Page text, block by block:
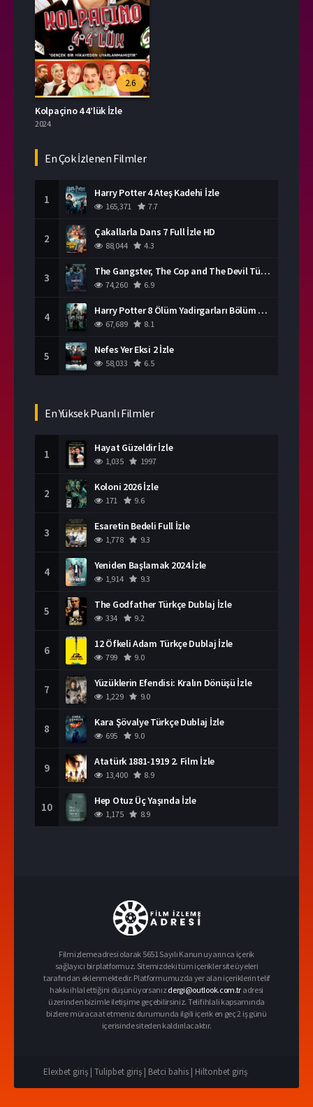
2.6
Kolpaçino 4 4’lük İzle
2024
En Çok İzlenen Filmler
1 Harry Potter 4 Ateş Kadehi İzle
165,371 7.7
2 Çakallarla Dans 7 Full İzle HD
88,044 4.3
3 The Gangster, The Cop and The Devil Türkçe Dublaj İzle
74,260 6.9
4 Harry Potter 8 Ölüm Yadirgarları Bölüm 2 İzle
67,689 8.1
5 Nefes Yer Eksi 2 İzle
58,033 6.5
En Yüksek Puanlı Filmler
1 Hayat Güzeldir İzle
1,035 1997
2 Koloni 2026 İzle
171 9.6
3 Esaretin Bedeli Full İzle
1,778 9.3
4 Yeniden Başlamak 2024 İzle
1,914 9.3
5 The Godfather Türkçe Dublaj İzle
334 9.2
6 12 Öfkeli Adam Türkçe Dublaj İzle
799 9.0
7 Yüzüklerin Efendisi: Kralın Dönüşü İzle
1,229 9.0
8 Kara Şövalye Türkçe Dublaj İzle
695 9.0
9 Atatürk 1881-1919 2. Film İzle
13,400 8.9
10 Hep Otuz Üç Yaşında İzle
1,175 8.9
Filmizlemeadresi olarak 5651 Sayılı Kanun uyarınca içerik
sağlayıcı bir platformuz. Sitemizdeki tüm içerikler site üyeleri
tarafından eklenmektedir. Platformumuzda yer alan içeriklerin telif
hakkı ihlal ettiğini düşünüyorsanızdergi@outlook.com.tr adresi
üzerinden bizimle iletişime geçebilirsiniz. Telif ihlali kapsamında
bizlere müracaat etmeniz durumunda ilgili içerik en geç 2 iş günü
içerisinde siteden kaldırılacaktır.
Elexbet giriş | Tulipbet giriş | Betci bahis | Hiltonbet giriş